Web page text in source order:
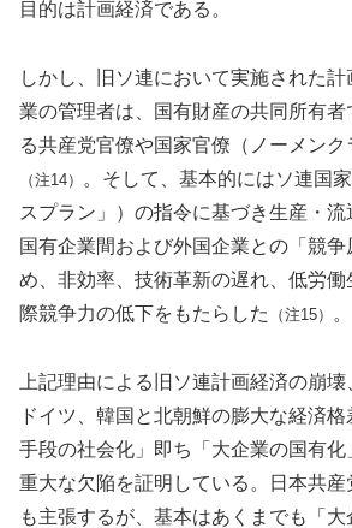
目的は計画経済である。
しかし、旧ソ連において実施された
業の管理者は、国有財産の共同所有
る共産党官僚や国家官僚（ノーメンク
（注14）
。そして、基本的にはソ連国
スプラン」）の指令に基づき生産・流
国有企業間および外国企業との「競
め、非効率、技術革新の遅れ、低労働
際競争力の低下をもたらした
（注15） 。
上記理由による旧ソ連計画経済の崩
ドイツ、韓国と北朝鮮の膨大な経済
手段の社会化」即ち「大企業の国有
重大な欠陥を証明している。日本共産
も主張するが、基本はあくまでも「